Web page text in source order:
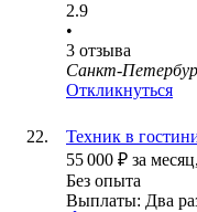
2.9
•
3 отзыва
Санкт-
Откликнуться
Техник в
55 000 ₽ за месяц,
Без опыта
Выплаты: Два